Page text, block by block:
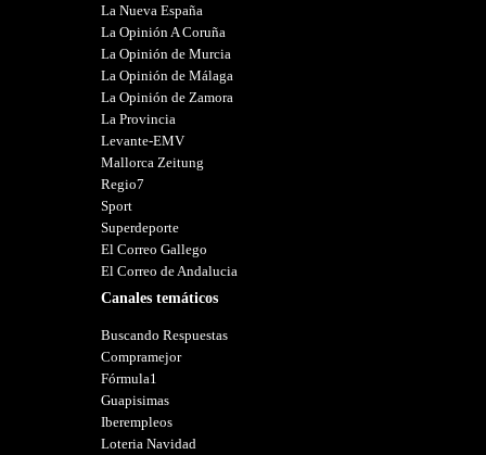
La Nueva España
La Opinión A Coruña
La Opinión de Murcia
La Opinión de Málaga
La Opinión de Zamora
La Provincia
Levante-EMV
Mallorca Zeitung
Regio7
Sport
Superdeporte
El Correo Gallego
El Correo de Andalucia
Canales temáticos
Buscando Respuestas
Compramejor
Fórmula1
Guapisimas
Iberempleos
Loteria Navidad